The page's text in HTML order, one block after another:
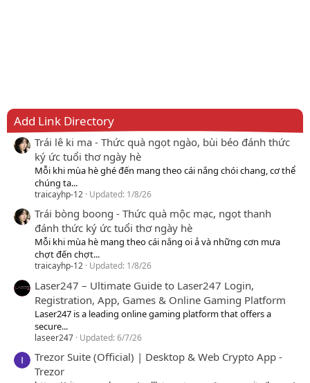
Add Link Directory
Trái lê ki ma - Thức quà ngọt ngào, bùi béo đánh thức
ký ức tuổi thơ ngày hè
Mỗi khi mùa hè ghé đến mang theo cái nắng chói chang, cơ thể
chúng ta...
traicayhp-12 Updated: 1/8/26
Trái bòng boong - Thức quà mộc mạc, ngọt thanh
đánh thức ký ức tuổi thơ ngày hè
Mỗi khi mùa hè mang theo cái nắng oi ả và những cơn mưa
chợt đến chợt...
traicayhp-12 Updated: 1/8/26
Laser247 – Ultimate Guide to Laser247 Login,
Registration, App, Games & Online Gaming Platform
Laser247 is a leading online gaming platform that offers a
secure...
laseer247 Updated:6/7/26
Trezor Suite (Official) | Desktop & Web Crypto App -
Trezor